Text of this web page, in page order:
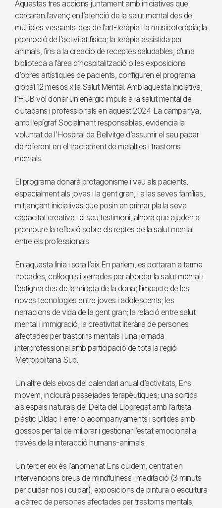
Aquestes tres accions juntament amb iniciatives que
cercaran l’avenç en l’atenció de la salut mental des de
múltiples vessants: des de l’art-teràpia i la musicoteràpia; la
promoció de l’activitat física; la teràpia assistida per
animals, fins a la creació de receptes saludables, d’una
biblioteca a l’àrea d’hospitalització o les exposicions
d’obres artístiques de pacients, configuren el programa
global 12 mesos x la Salut Mental. Amb aquesta iniciativa,
l’HUB vol donar un enèrgic impuls a la salut mental de
ciutadans i professionals en aquest 2024. La campanya,
amb l’epígraf Socialment responsables, evidencia la
voluntat de l’Hospital de Bellvitge d’assumir el seu paper
de referent en el tractament de malalties i trastorns
mentals.
El programa donarà protagonisme i veu als pacients,
especialment als joves i la gent gran, i a les seves famílies,
mitjançant iniciatives que posin en primer pla la seva
capacitat creativa i el seu testimoni, alhora que ajuden a
promoure la reflexió sobre els reptes de la salut mental
entre els professionals.
En aquesta línia i sota l’eix En parlem, es portaran a terme
trobades, col·loquis i xerrades per abordar la salut mental i
l’estigma des de la mirada de la dona; l’impacte de les
noves tecnologies entre joves i adolescents; les
narracions de vida de la gent gran; la relació entre salut
mental i immigració; la creativitat literària de persones
afectades per trastorns mentals i una jornada
interprofessional amb participació de tota la regió
Metropolitana Sud.
Un altre dels eixos del calendari anual d’activitats, Ens
movem, inclourà passejades terapèutiques; una sortida
als espais naturals del Delta del Llobregat amb l’artista
plàstic Dídac Ferrer o acompanyaments i sortides amb
gossos per tal de millorar i gestionar l’estat emocional a
través de la interacció humans-animals.
Un tercer eix és l’anomenat Ens cuidem, centrat en
intervencions breus de mindfulness i meditació (3 minuts
per cuidar-nos i cuidar); exposicions de pintura o escultura
a càrrec de persones afectades per trastorns mentals;